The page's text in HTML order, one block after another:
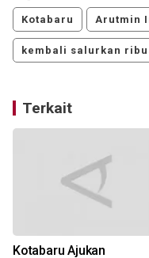
Kotabaru Arutmin
kembali salurkan
Terkait
Kotabaru Ajukan